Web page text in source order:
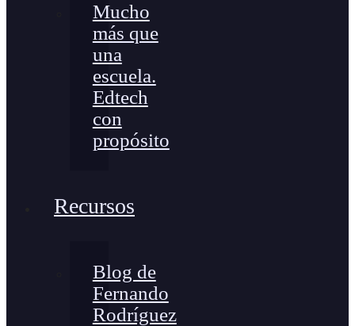
Mucho
más que
una
escuela.
Edtech
con
propósito
Recursos
Blog de
Fernando
Rodríguez